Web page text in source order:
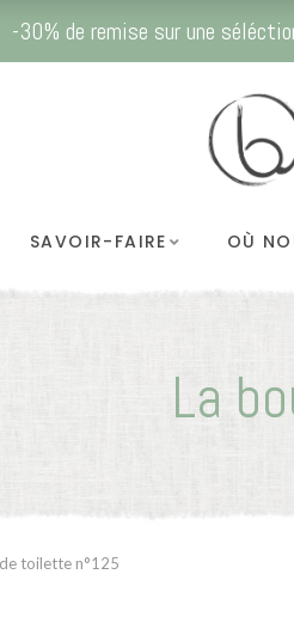
-30% de remise sur une
SAVOIR-FAIRE OÙ
La
toilette n°125